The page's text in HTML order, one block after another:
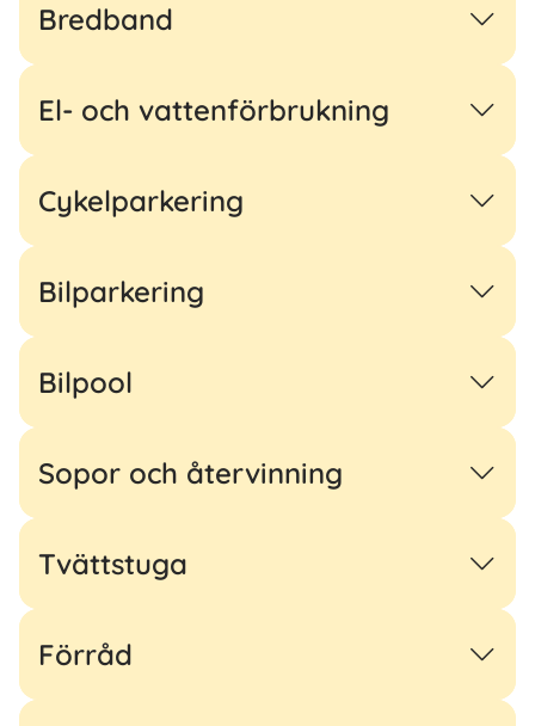
Bredband
El- och vattenförbrukning
Cykelparkering
Bilparkering
Bilpool
Sopor och återvinning
Tvättstuga
Förråd